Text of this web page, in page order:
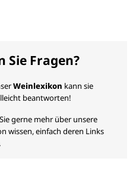
Sie Fragen?
Weinlexikon kann sie
beantworten!
gerne mehr über unsere
wissen, einfach deren Links